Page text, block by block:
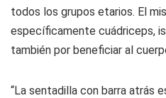
todos los grupos etarios. El
específicamente cuádriceps,
también por beneficiar al
“La sentadilla con barra atrás